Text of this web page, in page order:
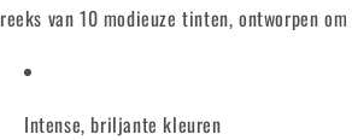
reeks van 10 modieuze tinten, ontworpen
Intense, briljante kleuren